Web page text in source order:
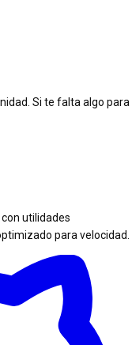
Si te falta algo para
utilidades
para velocidad.